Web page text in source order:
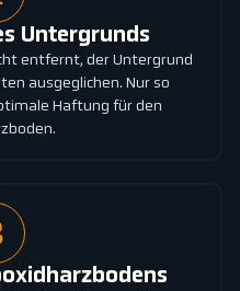
Untergrunds
entfernt, der Untergrund
ausgeglichen. Nur so
Haftung für den